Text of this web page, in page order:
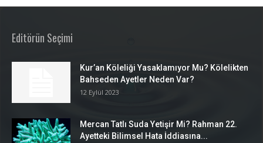
Editörün Seçimi
Kur’an Köleliği Yasaklamıyor Mu? Kölelikten
Bahseden Ayetler Neden Var?
12 Eylül 2023
Mercan Tatlı Suda Yetişir Mi? Rahman 22.
Ayetteki Bilimsel Hata İddiasına...